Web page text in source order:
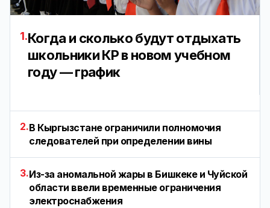
1.Когда и сколько будут отдыхать
школьники КР в новом учебном
году — график
2.В Кыргызстане ограничили полномочия
следователей при определении вины
3.Из-за аномальной жары в Бишкеке и Чуйской
области ввели временные ограничения
электроснабжения